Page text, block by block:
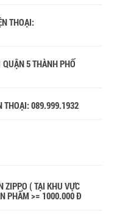
THOẠI:
5 THÀNH PHỐ
THOẠI: 089.999.1932
ZIPPO ( TẠI KHU VỰC
PHẨM >= 1000.000 Đ